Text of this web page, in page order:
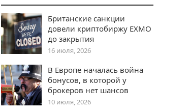
Британские санкции
довели криптобиржу EXMO
до закрытия
16 июля, 2026
В Европе началась война
бонусов, в которой у
брокеров нет шансов
10 июля, 2026